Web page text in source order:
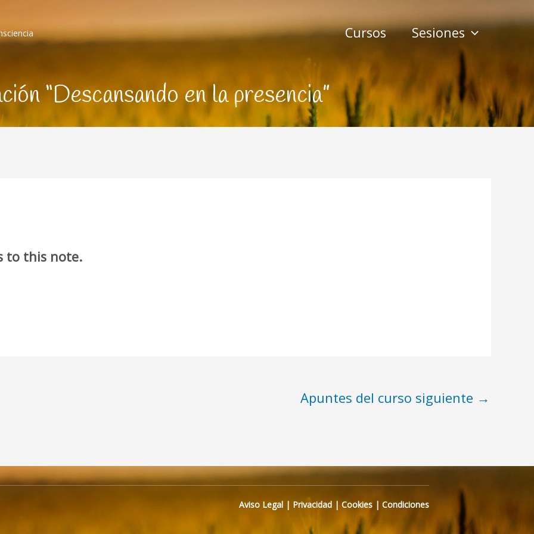
Cursos Sesiones
“Descansando en la presencia”
to this note.
Apuntes del curso siguiente →
Aviso Legal | Privacidad |Cookies | Condiciones